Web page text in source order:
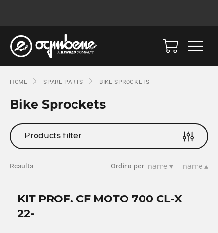
HOME SPARE PARTS BIKE SPROCKETS
Bike Sprockets
Products filter
Results Ordina per name ▾ name ▴
KIT PROF. CF MOTO 700 CL-X
22-